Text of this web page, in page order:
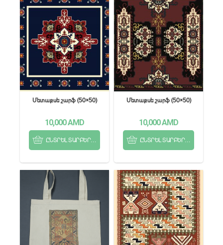
Մետաքսե շարֆ (50×50)
10,000AMD
ԸՆՏՐԵԼ ՏԱՐԲԵՐԱԿՆԵՐԻՑ
Մետաքսե շարֆ (50×50)
10,000AMD
ԸՆՏՐԵԼ ՏԱՐԲԵՐԱԿՆԵՐԻՑ